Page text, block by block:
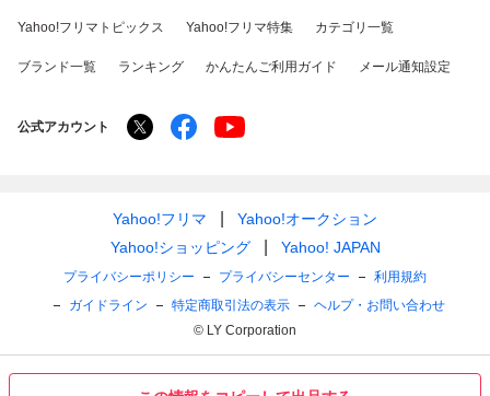
Yahoo!フリマトピックス Yahoo!フリマ特集 カテゴリ一覧
ブランド一覧 ランキング かんたんご利用ガイド メール通知設定
公式アカウント
Yahoo!フリマ
Yahoo!オークション
Yahoo!ショッピング
Yahoo! JAPAN
プライバシーポリシー プライバシーセンター
利用規約
ガイドライン
特定商取引法の表示
ヘルプ・お問い合わせ
© LY Corporation